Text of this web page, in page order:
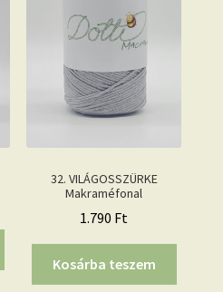
32. VILÁGOSSZÜRKE
Makraméfonal
1.790 Ft
Kosárba teszem